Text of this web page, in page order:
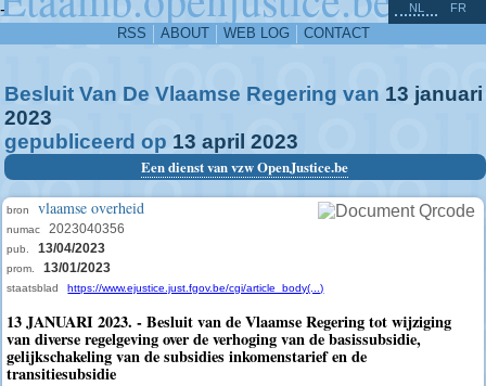
-
RSS ABOUT WEB LOG CONTACT
NL FR
Besluit Van De Vlaamse Regering van 13 januari
2023
gepubliceerd op 13 april 2023
Een dienst van vzw OpenJustice.be
bron vlaamse overheid
numac 2023040356
pub. 13/04/2023
prom. 13/01/2023
staatsblad https://www.ejustice.just.fgov.be/cgi/article_body(...)
13 JANUARI 2023. - Besluit van de Vlaamse Regering tot wijziging
van diverse regelgeving over de verhoging van de basissubsidie,
gelijkschakeling van de subsidies inkomenstarief en de
transitiesubsidie
^